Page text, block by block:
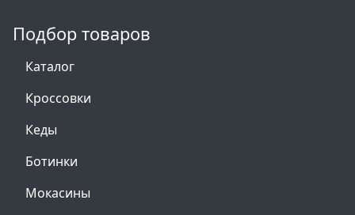
Подбор товаров
Каталог
Кроссовки
Кеды
Ботинки
Мокасины